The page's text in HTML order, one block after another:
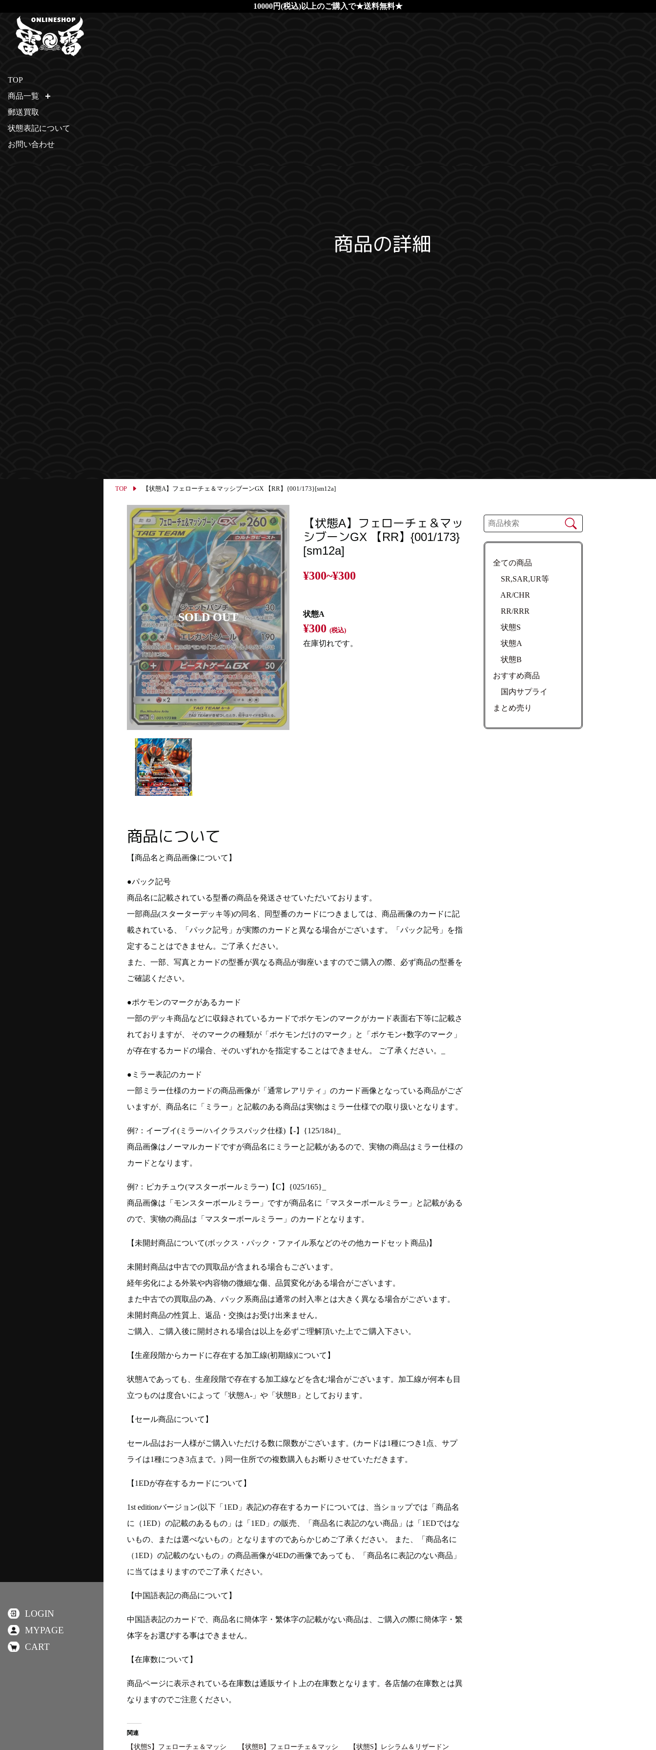
10000円(税込)以上のご購入で★送料無料★
商品の詳細
TOP 【状態A】フェローチェ＆マッシブーンGX 【RR】{001/173}[sm12a]
【状態A】フェローチェ＆マッ
シブーンGX 【RR】{001/173}
[sm12a]
¥300~¥300
状態A
¥300(税込)
在庫切れです。
商品について
【商品名と商品画像について】
●パック記号
商品名に記載されている型番の商品を発送させていただいております。
一部商品(スターターデッキ等)の同名、同型番のカードにつきましては、商品画像のカードに記
載されている、「パック記号」が実際のカードと異なる場合がございます。「パック記号」を指
定することはできません。ご了承ください。
また、一部、写真とカードの型番が異なる商品が御座いますのでご購入の際、必ず商品の型番を
ご確認ください。
●ポケモンのマークがあるカード
一部のデッキ商品などに収録されているカードでポケモンのマークがカード表面右下等に記載さ
れておりますが、 そのマークの種類が「ポケモンだけのマーク」と「ポケモン+数字のマーク」
が存在するカードの場合、そのいずれかを指定することはできません。 ご了承ください。_
●ミラー表記のカード
一部ミラー仕様のカードの商品画像が「通常レアリティ」のカード画像となっている商品がござ
いますが、商品名に「ミラー」と記載のある商品は実物はミラー仕様での取り扱いとなります。
例?：イーブイ(ミラー/ハイクラスパック仕様)【-】{125/184}_
商品画像はノーマルカードですが商品名にミラーと記載があるので、実物の商品はミラー仕様の
カードとなります。
例?：ピカチュウ(マスターボールミラー)【C】{025/165}_
商品画像は「モンスターボールミラー」ですが商品名に「マスターボールミラー」と記載がある
ので、実物の商品は「マスターボールミラー」のカードとなります。
【未開封商品について(ボックス・パック・ファイル系などのその他カードセット商品)】
未開封商品は中古での買取品が含まれる場合もございます。
経年劣化による外装や内容物の微細な傷、品質変化がある場合がございます。
また中古での買取品の為、パック系商品は通常の封入率とは大きく異なる場合がございます。
未開封商品の性質上、返品・交換はお受け出来ません。
ご購入、ご購入後に開封される場合は以上を必ずご理解頂いた上でご購入下さい。
【生産段階からカードに存在する加工線(初期線)について】
状態Aであっても、生産段階で存在する加工線などを含む場合がございます。加工線が何本も目
立つものは度合いによって「状態A-」や「状態B」としております。
【セール商品について】
セール品はお一人様がご購入いただける数に限数がございます。(カードは1種につき1点、サプ
ライは1種につき3点まで。) 同一住所での複数購入もお断りさせていただきます。
【1EDが存在するカードについて】
1st editionバージョン(以下「1ED」表記)の存在するカードについては、当ショップでは「商品名
に（1ED）の記載のあるもの」は「1ED」の販売、「商品名に表記のない商品」は「1EDではな
いもの、または選べないもの」となりますのであらかじめご了承ください。 また、「商品名に
（1ED）の記載のないもの」の商品画像が4EDの画像であっても、「商品名に表記のない商品」
に当てはまりますのでご了承ください。
【中国語表記の商品について】
中国語表記のカードで、商品名に簡体字・繁体字の記載がない商品は、ご購入の際に簡体字・繁
体字をお選びする事はできません。
【在庫数について】
商品ページに表示されている在庫数は通販サイト上の在庫数となります。各店舗の在庫数とは異
なりますのでご注意ください。
関連
【状態S】フェローチェ＆マッシ 【状態B】フェローチェ＆マッシ 【状態S】レシラム＆リザードン
全ての商品
SR,SAR,UR等
AR/CHR
RR/RRR
状態S
状態A
状態B
おすすめ商品
国内サプライ
まとめ売り
TOP
商品一覧
郵送買取
状態表記について
お問い合わせ
LOGIN
MYPAGE
CART